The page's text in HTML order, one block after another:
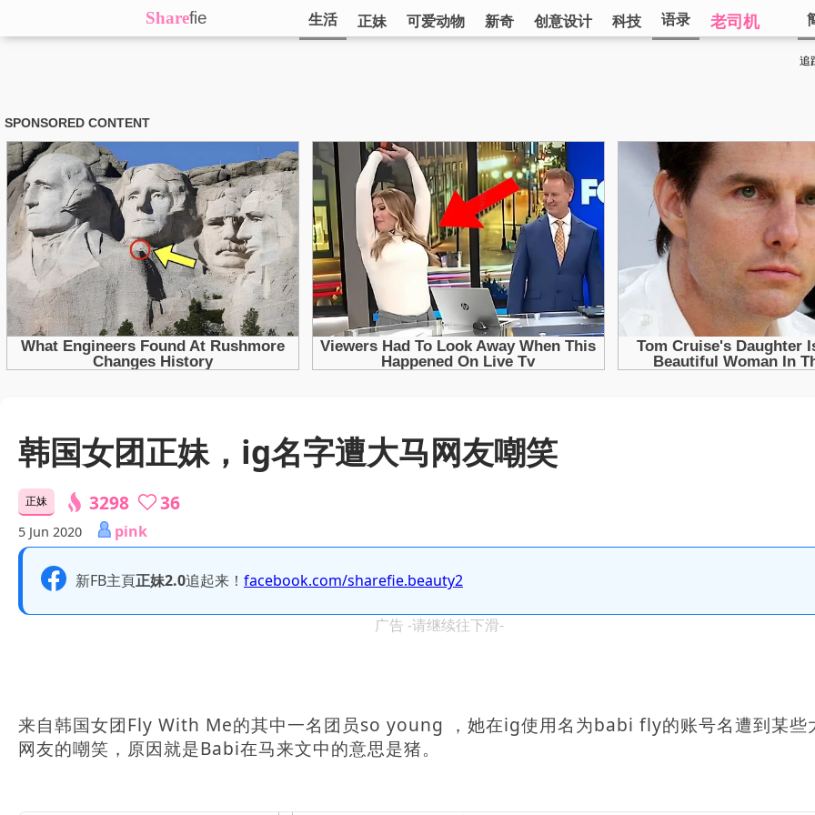
Sharefie 生活 正妹 可爱动物 新奇 创意设计 科技 语录 老司机
追
韩国女团正妹，ig名字遭大马网友嘲笑
正妹 3298 36
5 Jun 2020 pink
新FB主頁正妹2.0追起来！ facebook.com/sharefie.beauty2
广告 -请继续往下滑-
来自韩国女团Fly With Me的其中一名团员so young ，她在ig使用名为babi fly的账号名遭到某些
网友的嘲笑，原因就是Babi在马来文中的意思是猪。